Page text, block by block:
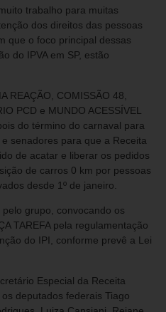
trabalho para muitas
dos direitos das pessoas
que o foco principal dessas
do IPVA em SP, estão
REAÇÃO, COMISSÃO 48,
PCD e MUNDO ACESSÍVEL
do término do carnaval para
senadores para que a Receita
de acatar e liberar os pedidos
de carros 0 km por pessoas
desde 1º de janeiro.
grupo, convocando os
TAREFA pela regulamentação
do IPI, conforme prevê a Lei
Especial da Receita
deputados federais Tiago